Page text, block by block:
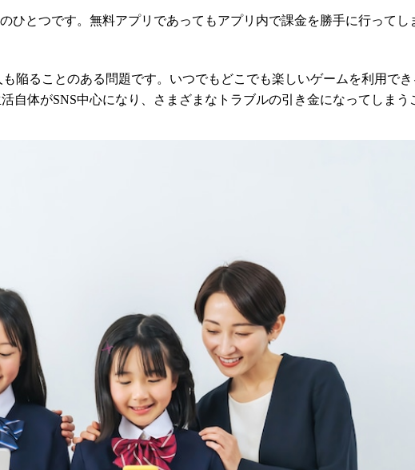
ひとつです。無料アプリであってもアプリ内で課金を勝手に行って
陥ることのある問題です。いつでもどこでも楽しいゲームを利用で
自体がSNS中心になり、さまざまなトラブルの引き金になってしまう